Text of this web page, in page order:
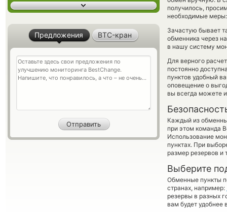
получилось,
необходимые
Зачастую бывает
обменника через
в нашу систему
Для верного
постоянно
пунктов удобный
оповещение о
вы всегда можете
Каждый из
при этом команда
Использование
пунктах. При
размер резервов и
Выберите
Обменные пункты
странах, например:
резервы в разных
вам будет удобнее
Предложения BTC-кран